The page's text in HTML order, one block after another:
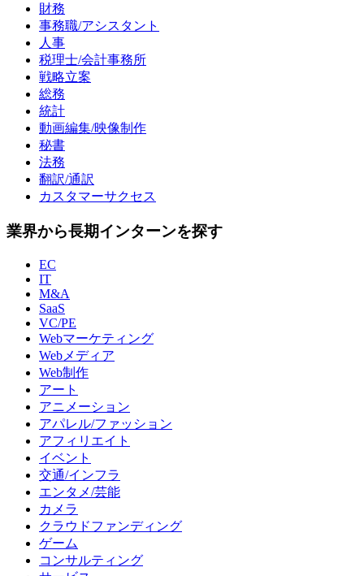
財務
事務職/アシスタント
人事
税理士/会計事務所
戦略立案
総務
統計
動画編集/映像制作
秘書
法務
翻訳/通訳
カスタマーサクセス
業界から長期インターンを探す
EC
IT
M&A
SaaS
VC/PE
Webマーケティング
Webメディア
Web制作
アート
アニメーション
アパレル/ファッション
アフィリエイト
イベント
交通/インフラ
エンタメ/芸能
カメラ
クラウドファンディング
ゲーム
コンサルティング